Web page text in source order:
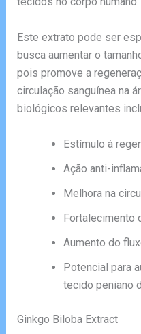
Este extrato pode ser
busca aumentar o
pois promove a
circulação sanguínea na
biológicos relevantes
Estímulo à
Ação anti-
Melhora na
Fortalecimento
Aumento do
Potencial para
tecido peniano
Ginkgo Biloba Extract